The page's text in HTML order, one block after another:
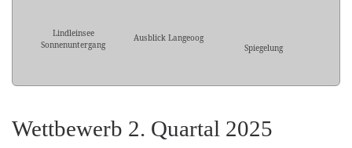
Lindleinsee
Sonnenuntergang
Ausblick Langeoog
Spiegelung
Wettbewerb 2. Quartal 2025